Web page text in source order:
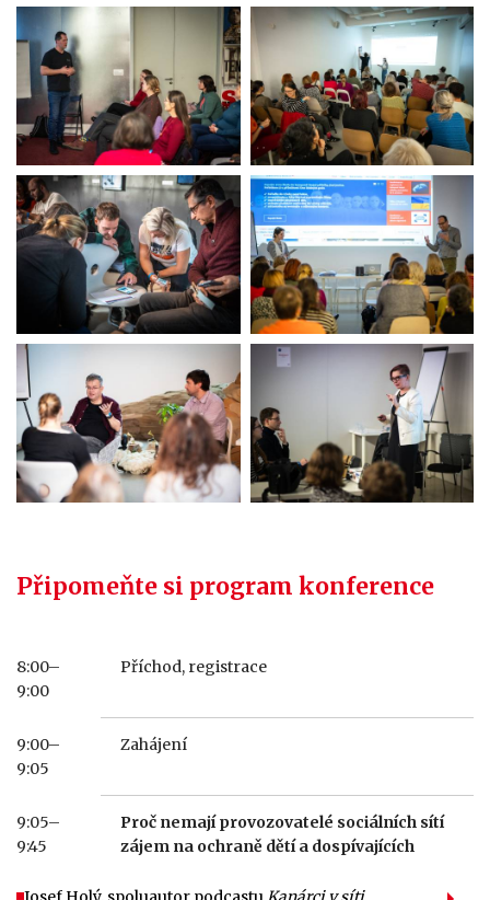
Připomeňte si program konference
8:00–
9:00
Příchod, registrace
9:00–
9:05
Zahájení
9:05–
9:45
Proč nemají provozovatelé sociálních sítí
zájem na ochraně dětí a dospívajících